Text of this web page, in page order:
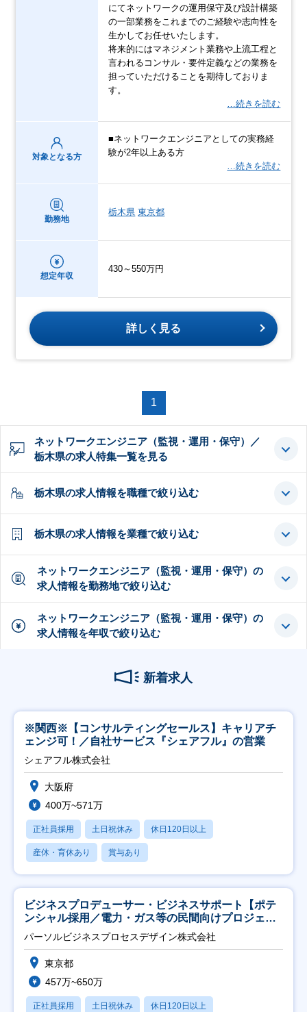
にてネットワークの運用保守及び設計構築
の一部業務をこれまでのご経験や志向性を
生かしてお任せいたします。
将来的にはマネジメント業務や上流工程と
言われるコンサル・要件定義などの業務を
担っていただけることを期待しておりま
す。
…続きを読む
対象となる方
■ネットワークエンジニアとしての実務経
験が2年以上ある方
…続きを読む
勤務地
栃木県 東京都
想定年収
430～550万円
詳しく見る
1
ネットワークエンジニア（監視・運用・保守）／
栃木県の求人特集一覧を見る
栃木県の求人情報を職種で絞り込む
栃木県の求人情報を業種で絞り込む
ネットワークエンジニア（監視・運用・保守）の
求人情報を勤務地で絞り込む
ネットワークエンジニア（監視・運用・保守）の
求人情報を年収で絞り込む
新着求人
※関西※【コンサルティングセールス】キャリアチ
ェンジ可！／自社サービス『シェアフル』の営業
シェアフル株式会社
大阪府
400万~571万
正社員採用 土日祝休み 休日120日以上
産休・育休あり 賞与あり
ビジネスプロデューサー・ビジネスサポート【ポテ
ンシャル採用／電力・ガス等の民間向けプロジェク
ト推進】
パーソルビジネスプロセスデザイン株式会社
東京都
457万~650万
正社員採用 土日祝休み 休日120日以上